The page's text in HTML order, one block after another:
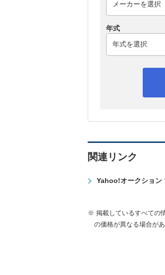
年式
関連リンク
Yahoo!オークション
※ 掲載しているすべての
の価格が異なる場合が